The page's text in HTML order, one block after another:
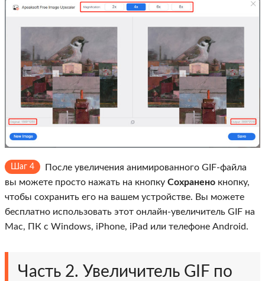
Шаг 4
После увеличения анимированного GIF-файла
вы можете просто нажать на кнопку Сохранено кнопку,
чтобы сохранить его на вашем устройстве. Вы можете
бесплатно использовать этот онлайн-увеличитель GIF на
Mac, ПК с Windows, iPhone, iPad или телефоне Android.
Часть 2. Увеличитель GIF по